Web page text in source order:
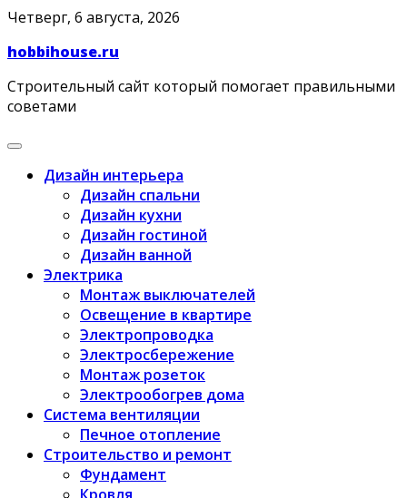
Skip
content
Четверг, 6 августа, 2026
hobbihouse.ru
Строительный сайт который помогает правильными
советами
Дизайн интерьера
Дизайн спальни
Дизайн кухни
Дизайн гостиной
Дизайн ванной
Электрика
Монтаж выключателей
Освещение в квартире
Электропроводка
Электросбережение
Монтаж розеток
Электрообогрев дома
Система вентиляции
Печное отопление
Строительство и ремонт
Фундамент